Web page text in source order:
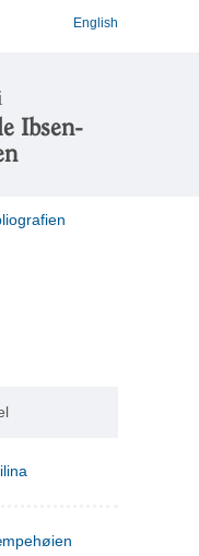
English
Ibsen-